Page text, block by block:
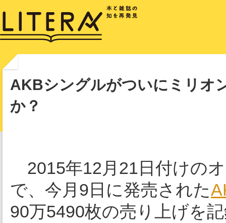
AKBシングルがついにミリオ
か？
2015年12月21日付けの
で、今月9日に発売された
90万5490枚の売り上げを